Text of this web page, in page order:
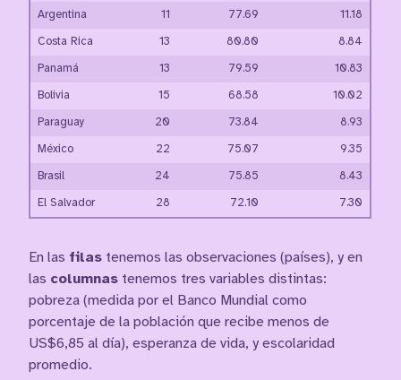
Argentina 11 77.69 11.18
Costa Rica 13 80.80 8.84
Panamá 13 79.59 10.83
Bolivia 15 68.58 10.02
Paraguay 20 73.84 8.93
México 22 75.07 9.35
Brasil 24 75.85 8.43
El Salvador 28 72.10 7.30
En las filas tenemos las observaciones (países), y en
las columnas tenemos tres variables distintas:
pobreza (medida por el Banco Mundial como
porcentaje de la población que recibe menos de
US$6,85 al día), esperanza de vida, y escolaridad
promedio.